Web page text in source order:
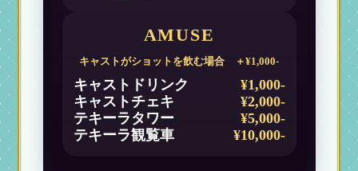
AMUSE
キャストがショットを飲む場合 ＋¥1,000-
キャストドリンク
¥1,000-
キャストチェキ
¥2,000-
テキーラタワー
¥5,000-
テキーラ観覧車
¥10,000-